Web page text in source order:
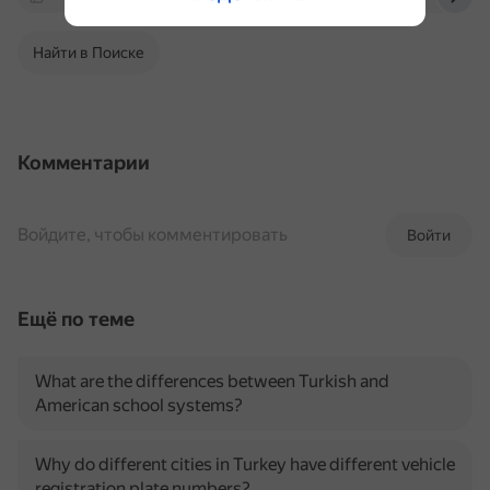
Найти в Поиске
Комментарии
Войти
Войдите, чтобы комментировать
Ещё по теме
What are the differences between Turkish and
American school systems?
Why do different cities in Turkey have different vehicle